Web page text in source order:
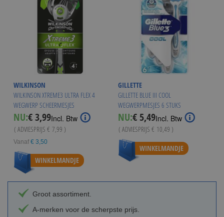
WILKINSON
WILKINSON XTREME3 ULTRA FLEX 4
WEGWERP SCHEERMESJES
NU:Special
Price
€ 3,99Incl. Btw
( ADVIESPRIJS € 7,99 )
Vanaf € 3,50
WINKELMANDJE
GILLETTE
GILLETTE BLUE III COOL
WEGWERPMESJES 6 STUKS
NU:Special
Price
€ 5,49Incl. Btw
( ADVIESPRIJS € 10,49 )
WINKELMANDJE
Groot assortiment.
A-merken voor de scherpste prijs.